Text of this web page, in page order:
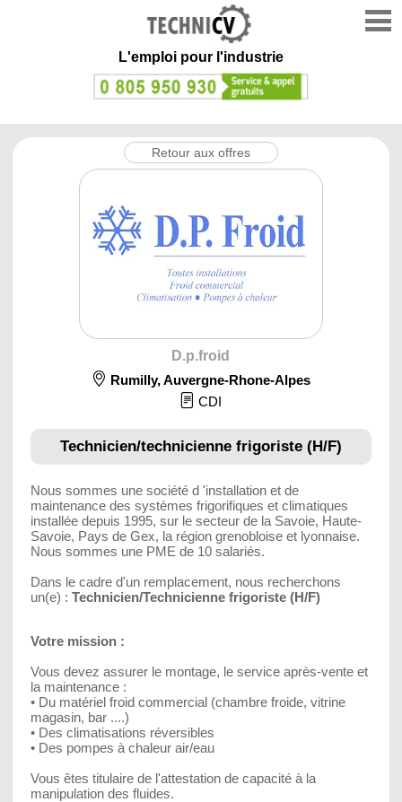
L'emploi pour l'industrie
Retour aux offres
D.p.froid
Rumilly,Auvergne-Rhone-Alpes
CDI
Technicien/technicienne frigoriste (H/F)
Nous sommes une société d 'installation et de
maintenance des systèmes frigorifiques et climatiques
installée depuis 1995, sur le secteur de la Savoie, Haute-
Savoie, Pays de Gex, la région grenobloise et lyonnaise.
Nous sommes une PME de 10 salariés.
Dans le cadre d'un remplacement, nous recherchons
un(e) : Technicien/Technicienne frigoriste (H/F)
Votre mission :
Vous devez assurer le montage, le service après-vente et
la maintenance :
• Du matériel froid commercial (chambre froide, vitrine
magasin, bar ....)
• Des climatisations réversibles
• Des pompes à chaleur air/eau
Vous êtes titulaire de l'attestation de capacité à la
manipulation des fluides.